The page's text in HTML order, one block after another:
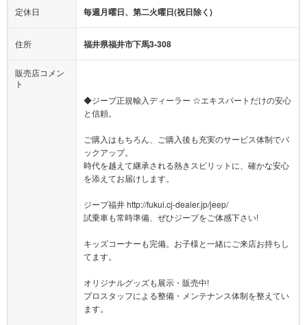
定休日 毎週月曜日、第二火曜日(祝日除く)
住所 福井県福井市下馬3-308
販売店コメン
ト
◆ジープ正規輸入ディーラー ☆エキスパートだけの安心
と信頼。
ご購入はもちろん、ご購入後も充実のサービス体制でバ
ックアップ。
時代を越えて継承される熱きスピリットに、確かな安心
を添えてお届けします。
ジープ福井 http://fukui.cj-dealer.jp/jeep/
試乗車も常時準備、ぜひジープをご体感下さい!
キッズコーナーも完備。お子様と一緒にご来店お持ちし
てます。
オリジナルグッズも展示・販売中!
プロスタッフによる整備・メンテナンス体制を整えてい
ます。